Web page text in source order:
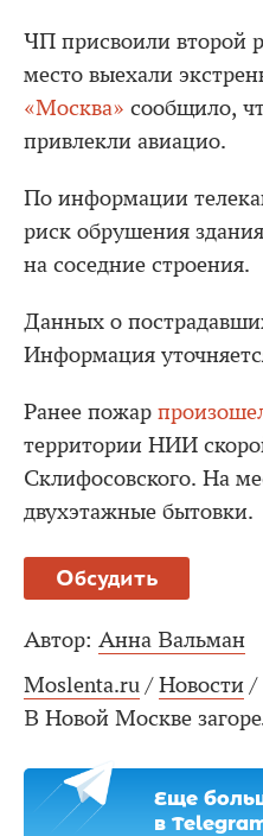
ЧП присвоили второй
место выехали
«Москва» сообщило,
привлекли авиацио.
По информации
риск обрушения
на соседние строения.
Данных о
Информация
Ранее пожар
территории НИИ
Склифосовского. На
двухэтажные бытовки.
Обсудить
Автор: Анна Вальман
Moslenta.ru / Новости /
В Новой Москве
Еще
в